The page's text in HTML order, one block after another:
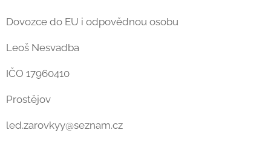
Dovozce do EU i odpovědnou osobu
Leoš Nesvadba
IČO 17960410
Prostějov
led.zarovkyy@seznam.cz